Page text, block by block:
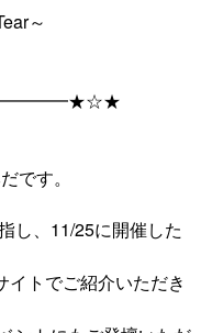
～
です。
し、11/25に開催した
トでご紹介いただき